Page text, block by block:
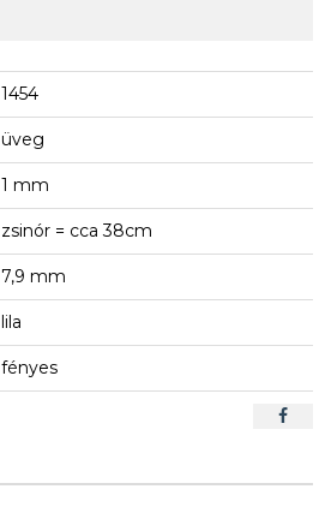
1454
üveg
1 mm
zsinór = cca 38cm
7,9 mm
lila
fényes